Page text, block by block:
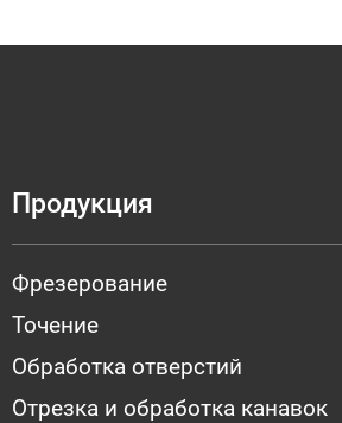
Продукция
Фрезерование
Точение
Обработка отверстий
Отрезка и обработка канавок